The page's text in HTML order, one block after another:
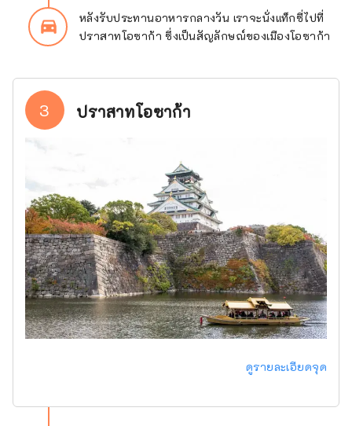
directions_car_filled
หลังรับประทานอาหารกลางวัน เราจะนั่งแท็กซี่ไปที่
ปราสาทโอซาก้า ซึ่งเป็นสัญลักษณ์ของเมืองโอซาก้า
3 ปราสาทโอซาก้า
ดูรายละเอียดจุด